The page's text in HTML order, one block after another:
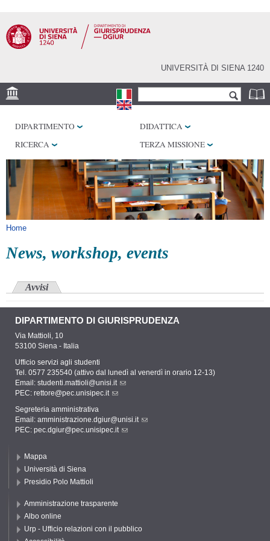
contenuto
principale
UNIVERSITÀ DI SIENA 1240
Form di ricerca
BIBLIOTECHE
SERVIZI
DIPARTIMENTO
DIDATTICA
RICERCA
TERZA MISSIONE
Tu sei qui
Home
News, workshop, events
Avvisi
DIPARTIMENTO DI GIURISPRUDENZA
Via Mattioli, 10
53100 Siena - Italia
Ufficio servizi agli studenti
Tel. 0577 235540 (attivo dal lunedì al venerdì in orario 12-13)
Email: studenti.mattioli@unisi.it
PEC: rettore@pec.unisipec.it
Segreteria amministrativa
Email: amministrazione.dgiur@unisi.it
PEC: pec.dgiur@pec.unisipec.it
Mappa
Università di Siena
Presidio Polo Mattioli
Amministrazione trasparente
Albo online
Urp - Ufficio relazioni con il pubblico